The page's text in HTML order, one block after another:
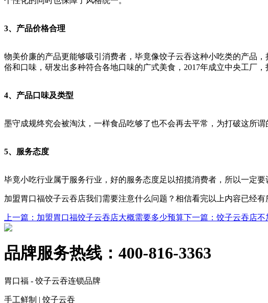
3、产品价格合理
物美价廉的产品更能够吸引消费者，毕竟像饺子云吞这种小吃类的产品
俗和口味，研发出多种符合各地口味的广式美食，2017年成立中央工厂
4、产品口味及类型
墨守成规终究会被淘汰，一样食品吃够了也不会再去平常，为打破这所
5、服务态度
毕竟小吃行业属于服务行业，好的服务态度足以招揽消费者，所以一定要
加盟胃口福饺子云吞店我们需要注意什么问题？相信看完以上内容已经
上一篇 ：加盟胃口福饺子云吞店大概需要多少预算下一篇 ：饺子云吞店
品牌服务热线： 400-816-3363
胃口福 - 饺子云吞连锁品牌
手工鲜制 | 饺子云吞